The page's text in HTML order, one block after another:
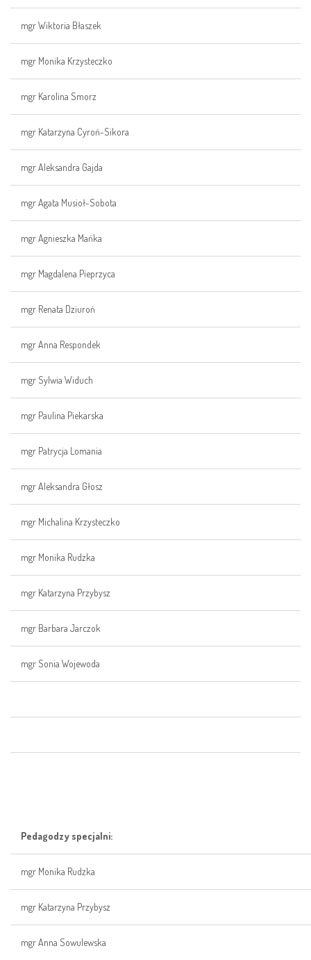
mgr Wiktoria Błaszek
mgr Monika Krzysteczko
mgr Karolina Smorz
mgr Katarzyna Cyroń-Sikora
mgr Aleksandra Gajda
mgr Agata Musioł-Sobota
mgr Agnieszka Mańka
mgr Magdalena Pieprzyca
mgr Renata Dziuroń
mgr Anna Respondek
mgr Sylwia Widuch
mgr Paulina Piekarska
mgr Patrycja Lomania
mgr Aleksandra Głosz
mgr Michalina Krzysteczko
mgr Monika Rudzka
mgr Katarzyna Przybysz
mgr Barbara Jarczok
mgr Sonia Wojewoda
Pedagodzy specjalni:
mgr Monika Rudzka
mgr Katarzyna Przybysz
mgr Anna Sowulewska